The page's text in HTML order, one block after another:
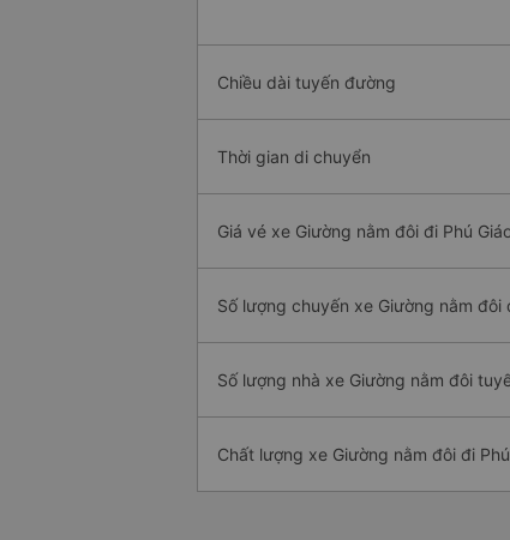
Chiều dài tuyến đường
Thời gian di chuyển
Giá vé xe Giường nằm đôi đi Phú
Số lượng chuyến xe Giường nằm đôi
Số lượng nhà xe Giường nằm đôi
Chất lượng xe Giường nằm đôi đi